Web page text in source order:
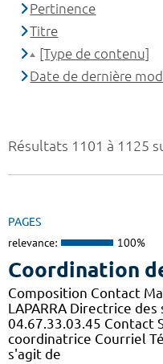
Résultats 1101 à 1125
PAGES
relevance: 100%
Coordination
Composition Contact
LAPARRA Directrice
04.67.33.03.45 Contact
coordinatrice Courriel
s'agit de
Pertinence
Titre
[Type de contenu]
Date de dernière